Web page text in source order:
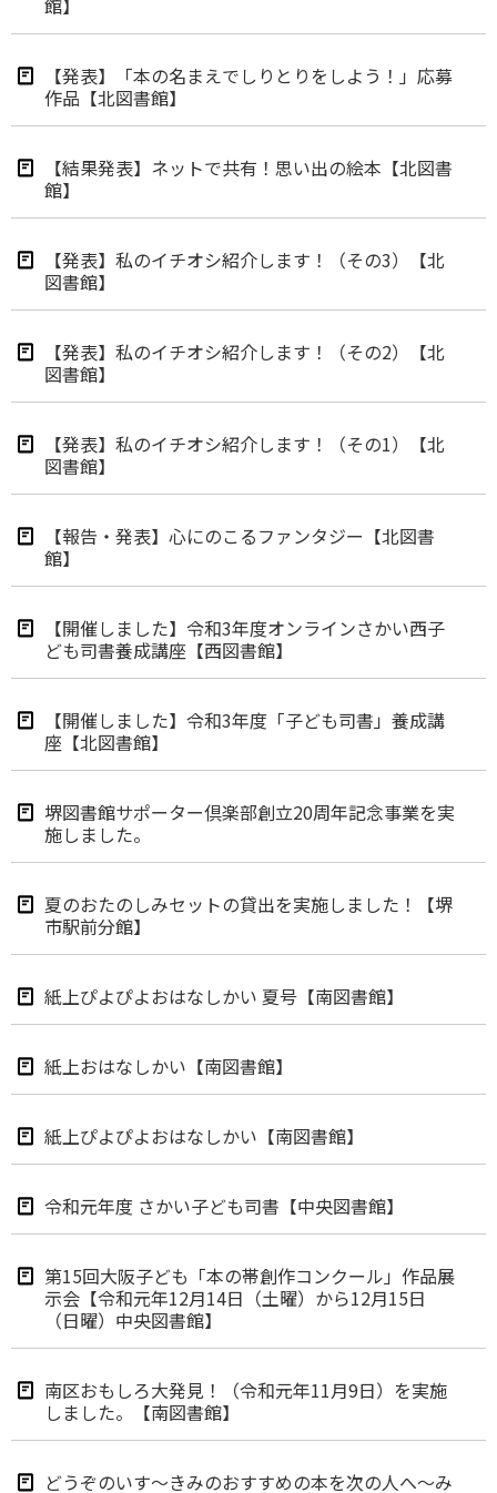
館】
【発表】「本の名まえでしりとりをしよう！」応募
作品【北図書館】
【結果発表】ネットで共有！思い出の絵本【北図書
館】
【発表】私のイチオシ紹介します！（その3）【北
図書館】
【発表】私のイチオシ紹介します！（その2）【北
図書館】
【発表】私のイチオシ紹介します！（その1）【北
図書館】
【報告・発表】心にのこるファンタジー【北図書
館】
【開催しました】令和3年度オンラインさかい西子
ども司書養成講座【西図書館】
【開催しました】令和3年度「子ども司書」養成講
座【北図書館】
堺図書館サポーター倶楽部創立20周年記念事業を実
施しました。
夏のおたのしみセットの貸出を実施しました！【堺
市駅前分館】
紙上ぴよぴよおはなしかい 夏号【南図書館】
紙上おはなしかい【南図書館】
紙上ぴよぴよおはなしかい【南図書館】
令和元年度 さかい子ども司書【中央図書館】
第15回大阪子ども「本の帯創作コンクール」作品展
示会【令和元年12月14日（土曜）から12月15日
（日曜）中央図書館】
南区おもしろ大発見！（令和元年11月9日）を実施
しました。【南図書館】
どうぞのいす～きみのおすすめの本を次の人へ～み